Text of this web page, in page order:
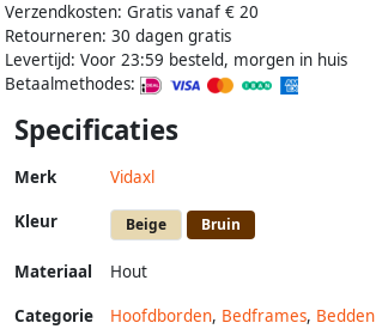
Verzendkosten: Gratis vanaf € 20
Retourneren: 30 dagen gratis
Levertijd: Voor 23:59 besteld, morgen in huis
Betaalmethodes:
Specificaties
Merk Vidaxl
Kleur Beige Bruin
Materiaal Hout
Categorie Hoofdborden, Bedframes, Bedden